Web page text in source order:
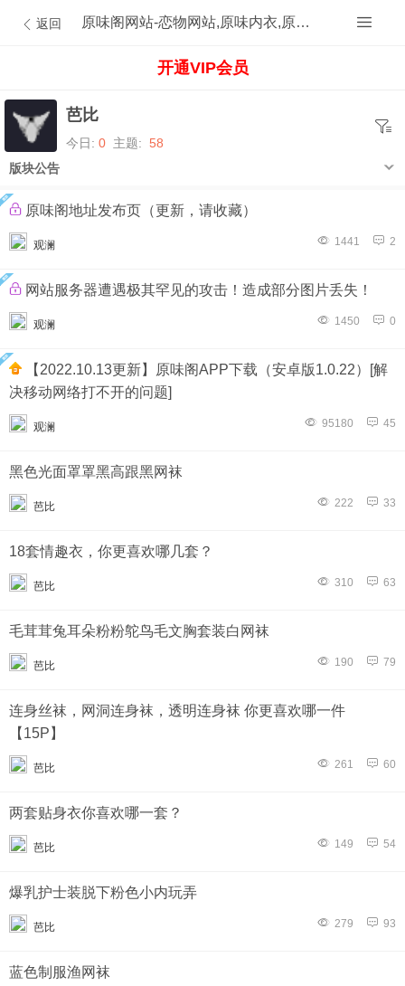
返回 原味阁网站-恋物网站,原味内衣,原味内裤,原味丝袜,原味内内,原味MM,原味原创的原味论坛
开通VIP会员
芭比
今日: 0 主题: 58
版块公告
原味阁地址发布页（更新，请收藏）
观澜 1441 2
网站服务器遭遇极其罕见的攻击！造成部分图片丢失！
观澜 1450 0
决移动网络打不开的问题]
观澜 95180 45
黑色光面罩罩黑高跟黑网袜
芭比 222 33
18套情趣衣，你更喜欢哪几套？
芭比 310 63
毛茸茸兔耳朵粉粉鸵鸟毛文胸套装白网袜
芭比 190 79
连身丝袜，网洞连身袜，透明连身袜 你更喜欢哪一件
【15P】
芭比 261 60
两套贴身衣你喜欢哪一套？
芭比 149 54
爆乳护士装脱下粉色小内玩弄
芭比 279 93
蓝色制服渔网袜